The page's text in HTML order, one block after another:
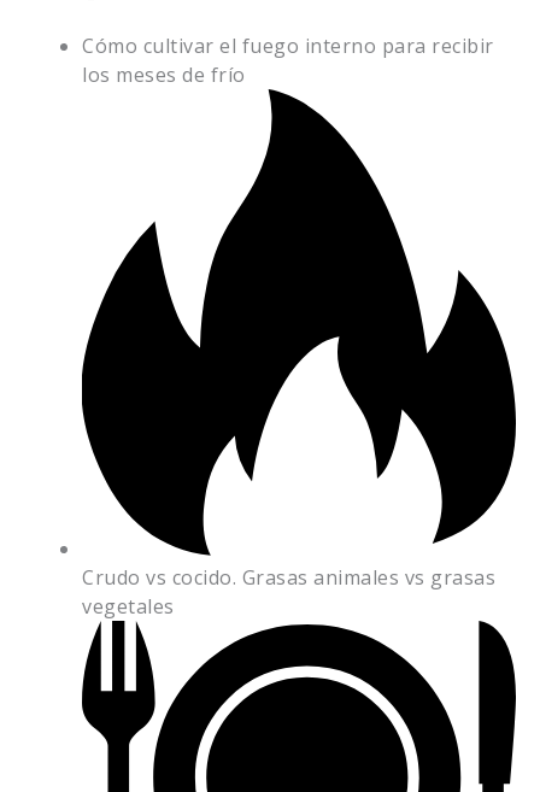
Cómo cultivar el fuego interno para recibir
los meses de frío
Crudo vs cocido. Grasas animales vs grasas
vegetales